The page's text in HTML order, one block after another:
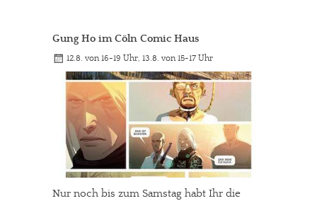
Gung Ho im Cöln Comic Haus
12.8. von 16-19 Uhr, 13.8. von 15-17 Uhr
Nur noch bis zum Samstag habt Ihr die